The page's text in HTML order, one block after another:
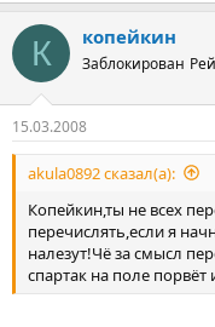
К копейкин
Заблокирован
15.03.2008
akula0892 сказал(а):
Копейкин,ты не всех
перечислять,если я
налезут!Чё за смысл
спартак на поле порвёт